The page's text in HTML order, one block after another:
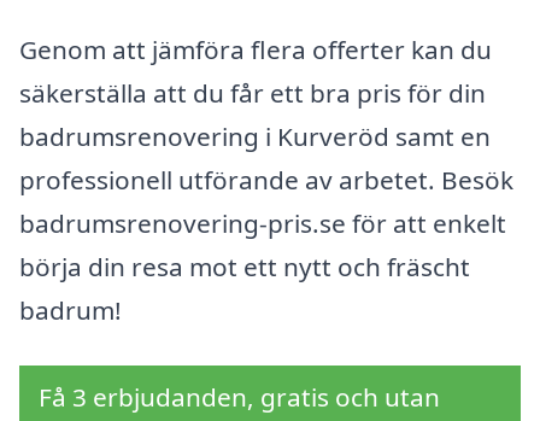
Genom att jämföra flera offerter kan du
säkerställa att du får ett bra pris för din
badrumsrenovering i Kurveröd samt en
professionell utförande av arbetet. Besök
badrumsrenovering-pris.se för att enkelt
börja din resa mot ett nytt och fräscht
badrum!
Få 3 erbjudanden, gratis och utan